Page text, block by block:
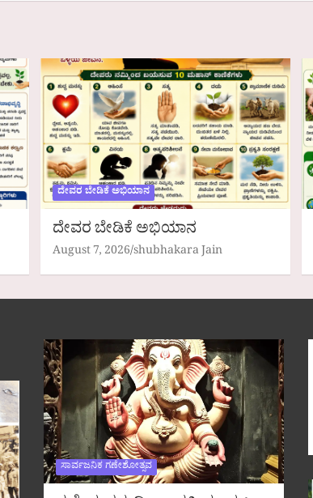
ದೇವರ ಬೇಡಿಕೆ ಅಭಿಯಾನ
ದೇವರ ಬೇಡಿಕೆ ಅಭಿಯಾನ
August 7, 2026shubhakara Jain
ಸಾರ್ವಜನಿಕ ಗಣೇಶೋತ್ಸವ